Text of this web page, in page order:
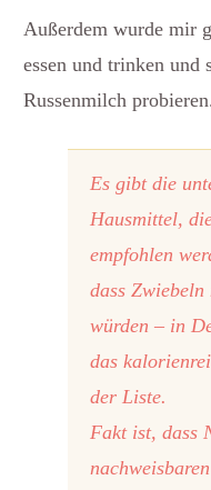
Außerdem wurde mir
essen und trinken und
Russenmilch
Es gibt die
Hausmittel,
empfohlen
dass
würden – in
das
der Liste.
Fakt ist, dass